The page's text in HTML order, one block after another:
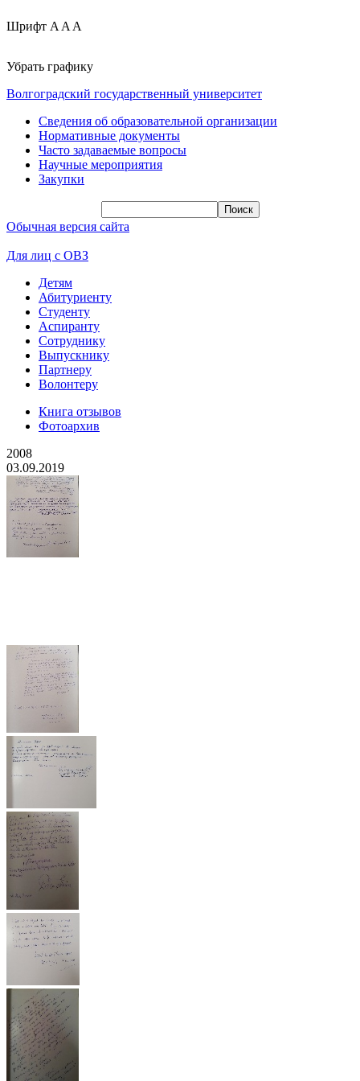
Шрифт A A A
Убрать графику
Волгоградский государственный университет
Сведения об образовательной организации
Нормативные документы
Часто задаваемые вопросы
Научные мероприятия
Закупки
Обычная версия сайта
Для лиц с ОВЗ
Детям
Абитуриенту
Студенту
Аспиранту
Сотруднику
Выпускнику
Партнеру
Волонтеру
Книга отзывов
Фотоархив
2008
03.09.2019